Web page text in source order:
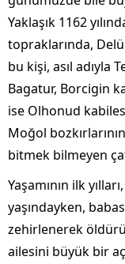
Yaklaşık 1162
topraklarında,
bu kişi, asıl adıyla
Bagatur, Borcigin
ise Olhonud
Moğol
bitmek bilmeyen
Yaşamının ilk
yaşındayken,
zehirlenerek
ailesini büyük bir